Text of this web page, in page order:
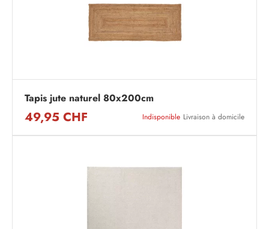
Tapis jute naturel 80x200cm
49,95 CHF Indisponible Livraison à domicile